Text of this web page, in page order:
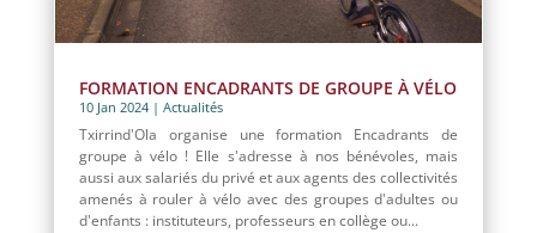
FORMATION ENCADRANTS DE GROUPE À VÉLO
10 Jan 2024| Actualités
Txirrind'Ola organise une formation Encadrants de
groupe à vélo ! Elle s'adresse à nos bénévoles, mais
aussi aux salariés du privé et aux agents des collectivités
amenés à rouler à vélo avec des groupes d'adultes ou
d'enfants : instituteurs, professeurs en collège ou...